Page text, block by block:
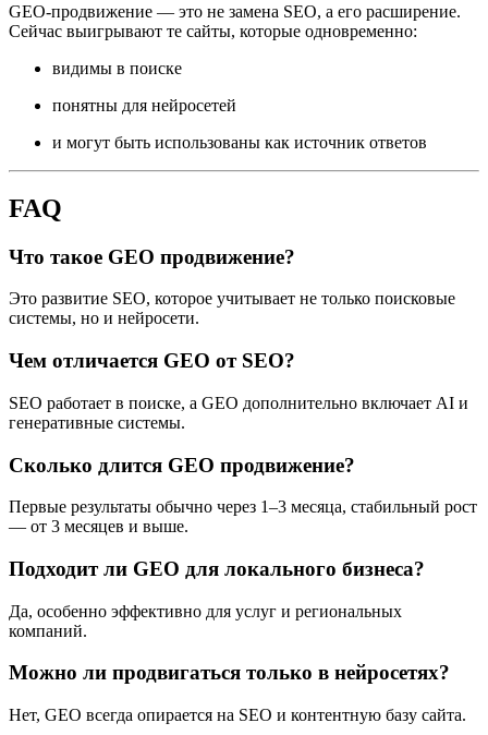
GEO-продвижение — это не замена SEO, а его расширение.
Сейчас выигрывают те сайты, которые одновременно:
видимы в поиске
понятны для нейросетей
и могут быть использованы как источник ответов
FAQ
Что такое GEO продвижение?
Это развитие SEO, которое учитывает не только поисковые
системы, но и нейросети.
Чем отличается GEO от SEO?
SEO работает в поиске, а GEO дополнительно включает AI и
генеративные системы.
Сколько длится GEO продвижение?
Первые результаты обычно через 1–3 месяца, стабильный рост
— от 3 месяцев и выше.
Подходит ли GEO для локального бизнеса?
Да, особенно эффективно для услуг и региональных
компаний.
Можно ли продвигаться только в нейросетях?
Нет, GEO всегда опирается на SEO и контентную базу сайта.